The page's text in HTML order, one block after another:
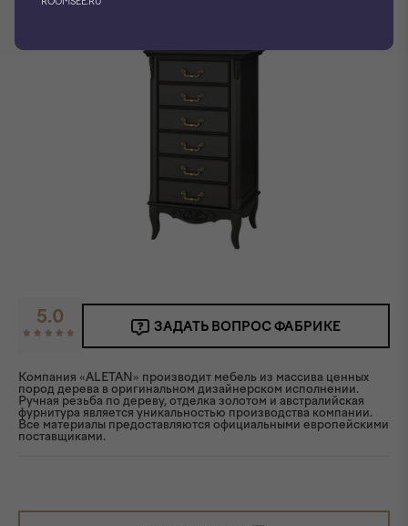
5.0 ЗАДАТЬ ВОПРОС ФАБРИКЕ
Компания «ALETAN» производит мебель из массива ценных
пород дерева в оригинальном дизайнерском исполнении.
Ручная резьба по дереву, отделка золотом и австралийская
фурнитура является уникальностью производства компании.
Все материалы предоставляются официальными европейскими
поставщиками.